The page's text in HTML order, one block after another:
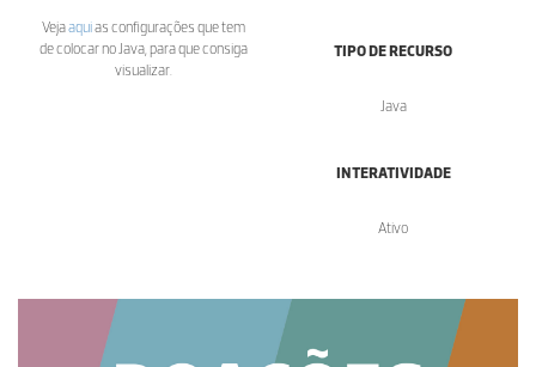
Vejaaquias configurações que tem
de colocar no Java, para que consiga
visualizar.
TIPO DE RECURSO
Java
INTERATIVIDADE
Ativo